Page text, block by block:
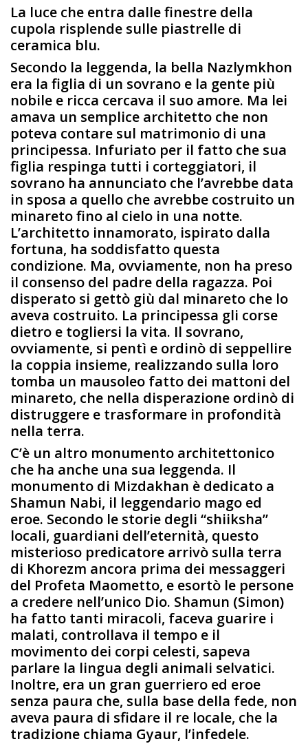
La luce che entra dalle finestre della
cupola risplende sulle piastrelle di
ceramica blu.
Secondo la leggenda, la bella Nazlymkhon
era la figlia di un sovrano e la gente più
nobile e ricca cercava il suo amore. Ma lei
amava un semplice architetto che non
poteva contare sul matrimonio di una
principessa. Infuriato per il fatto che sua
figlia respinga tutti i corteggiatori, il
sovrano ha annunciato che l’avrebbe data
in sposa a quello che avrebbe costruito un
minareto fino al cielo in una notte.
L’architetto innamorato, ispirato dalla
fortuna, ha soddisfatto questa
condizione. Ma, ovviamente, non ha preso
il consenso del padre della ragazza. Poi
disperato si gettò giù dal minareto che lo
aveva costruito. La principessa gli corse
dietro e togliersi la vita. Il sovrano,
ovviamente, si pentì e ordinò di seppellire
la coppia insieme, realizzando sulla loro
tomba un mausoleo fatto dei mattoni del
minareto, che nella disperazione ordinò di
distruggere e trasformare in profondità
nella terra.
C’è un altro monumento architettonico
che ha anche una sua leggenda. Il
monumento di Mizdakhan è dedicato a
Shamun Nabi, il leggendario mago ed
eroe. Secondo le storie degli “shiiksha”
locali, guardiani dell’eternità, questo
misterioso predicatore arrivò sulla terra
di Khorezm ancora prima dei messaggeri
del Profeta Maometto, e esortò le persone
a credere nell’unico Dio. Shamun (Simon)
ha fatto tanti miracoli, faceva guarire i
malati, controllava il tempo e il
movimento dei corpi celesti, sapeva
parlare la lingua degli animali selvatici.
Inoltre, era un gran guerriero ed eroe
senza paura che, sulla base della fede, non
aveva paura di sfidare il re locale, che la
tradizione chiama Gyaur, l’infedele.